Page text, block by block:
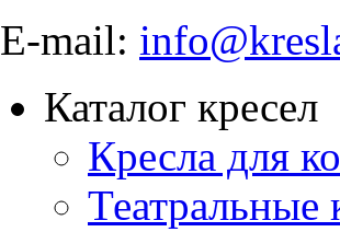
E-mail:
Каталог кресел
Кресла для
Театральные